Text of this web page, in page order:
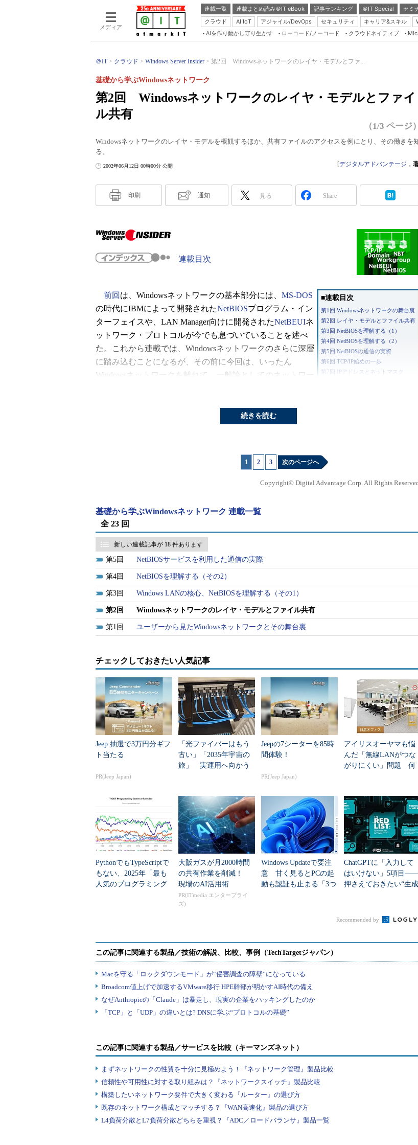
メディア
連載一覧 連載まとめ読み＠IT eBook 記事ランキング ＠IT Special セミ
クラウド
AI IoT アジャイル/DevOps セキュリティ キャリア&スキル
Java
Linux
Test
AIを作り動かし守り生かす ローコード/ノーコード クラウドネイティブ
＠IT クラウド Windows Server Insider 第2回 Windowsネットワークのレイヤ・モデルとファ...
第2回 Windowsネットワークのレイヤ・モデルとファイ
ル共有
基礎から学ぶWindowsネットワーク
（1/3 ページ）
Windowsネットワークのレイヤ・モデルを概観するほか、共有ファイルのアクセスを例にとり、その働きを
る。
2002年06月12日 00時00分 公開 [デジタルアドバンテージ ，
印刷 通知 見る Share
連載目次
■連載目次
第1回 Windowsネットワークの舞台裏
第2回 レイヤ・モデルとファイル共有
第3回 NetBIOSを理解する（1）
第4回 NetBIOSを理解する（2）
第5回 NetBIOSの通信の実際
第6回 TCP/IP始めの一歩
第7回 IPアドレスとネットマスク
第16回 信頼性を実現するTCP（3）
第18回 NetBIOS over TCP/IP（1）
前回 は、Windowsネットワークの基本部分には、 MS-DOS
の時代にIBMによって開発されたNetBIOSプログラム・イン
ターフェイスや、LAN Manager向けに開発されたNetBEUIネ
ットワーク・プロトコルが今でも息づいていることを述べ
た。これから連載では、Windowsネットワークのさらに深層
に踏み込むことになるが、その前に今回は、いったん
Windowsネットワークを離れて、一般論としてのネットワー
般論など不要だ」という人がいるかもしれないが、ネットワ
れた基本階層モデルが寄与していることは間違いがない。ま
たWindowsネットワークを構成する各部を素早く位置付けて
理解を促すという意味でも、ネットワークの基本中の基本で
さまざまな接続方法を選択できるネットワーク
ひと口にネットワークといっても、さまざまな接続方法があることはご存じだろう。
このうち、現在最も代表的なのは
イーサネットである。当初は最大で10Mbpsの転送速度
を持つ10BASE-Tが普及していたが、最近ではこれを100Mbpsにまで高速化した
Tが一般的となっている。特別な理由がないかぎり、会社内部のネットワークはイーサネ
ト・カードを通して会社の100BASE-T（10BASE-T）ネットワークに接続されているだろ
う。
しかしこのイーサネット以外にも、ネットワークへの接続方法はたくさんある。例え
ばアナログ・モデムや
ISDN TAを使ったダイヤルアップ接続、最近では、ケーブルＴＶ
用に敷設されたケーブル網を利用してインターネット・アクセスを可能にするケーブ
ル・インターネット、アナログ電話回線を使って高速通信（～8Mbps程度）を可能にす
xDSL、さらに高速な（100Mbpsなどの）光ファイバを使ったインターネット接続サービ
ス、無線LANなど、さまざまな特徴を持った接続手段を目的に応じて使い分けられるよ
うになっている。場合によっては、イーサネットに接続したノート型PCに同時に無線通
った。
一ユーザーとして漫然と使っているかぎりは気付かないかもしれないが、考えてみれ
ば、これだけバリエーションに富んだネットワークを、特に意識することなく使えると
いうのは驚きである。無線通信と有線通信では、通信手順などは大きく異なるはずだ
が、どちらを使ってもWebページは同じように見えるし、メールは同じように送受信でき
る。共有フォルダや共有プリンタもまったく同様に使うことができる。本稿の冒頭部分
で「ネットワークの相互運用性と柔軟性」と述べたが、これを簡単にいえば、今述べた
ように異なるネットワークを透過的に使えるということである。
ネットワークの基本中の基本、OSI参照モデルとは？
続きを読む
1 2 3 次のページへ
Copyright© Digital Advantage Corp. All Rights
基礎から学ぶWindowsネットワーク 連載一覧
全 23 回
新しい連載記事が 18 件あります
5 NetBIOSサービスを利用した通信の実際
4 NetBIOSを理解する（その2）
3 Windows LANの核心、NetBIOSを理解する（その1）
2 Windowsネットワークのレイヤ・モデルとファイル共有
1 ユーザーから見たWindowsネットワークとその舞台裏
チェックしておきたい人気記事
Jeep 抽選で3万円分ギフ
ト当たる
PR(Jeep Japan)
「光ファイバーはもう
古い」「2035年宇宙の
旅」 実運用へ向かう
Jeepの7シーターを85時
間体験！
PR(Jeep Japan)
アイリスオーヤマも悩
んだ「無線LANがつな
がりにくい」問題 何
PythonでもTypeScriptで
もない、2025年「最も
人気のプログラミング
大阪ガスが月2000時間
の共有作業を削減！
現場のAI活用術
PR(ITmedia エンタープライ
ズ)
Windows Updateで要注
意 甘く見るとPCの起
動も認証も止まる「3つ
ChatGPTに「入力して
はいけない」5項目
押さえておきたい“生成
Recommended by
この記事に関連する製品／サービスを比較（キーマンズネット）
まずネットワークの性質を十分に見極めよう！『ネットワーク管理』製品比較
信頼性や可用性に対する取り組みは？『ネットワークスイッチ』製品比較
構築したいネットワーク要件で大きく変わる『ルーター』の選び方
既存のネットワーク構成とマッチする？『WAN高速化』製品の選び方
L4負荷分散とL7負荷分散どちらを重視？『ADC／ロードバランサ』製品一覧